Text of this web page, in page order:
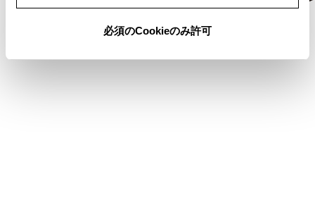
必須のCookieのみ許可